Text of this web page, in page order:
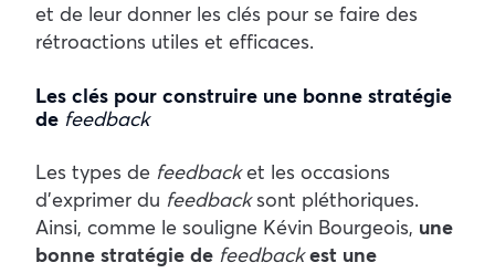
et de leur donner les clés pour se faire des
rétroactions utiles et efficaces.
Les clés pour construire une bonne stratégie
de feedback
Les types de feedbacket les occasions
d’exprimer du feedbacksont pléthoriques.
Ainsi, comme le souligne Kévin Bourgeois, une
bonne stratégie de feedbackest une